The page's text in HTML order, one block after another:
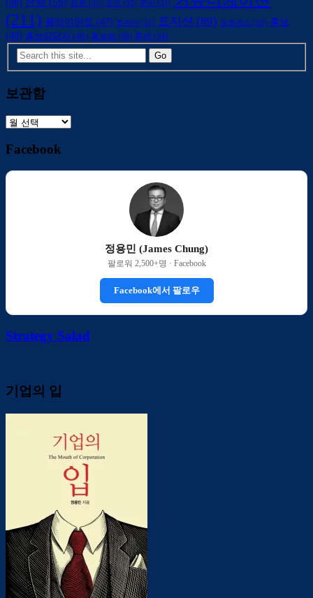
(48) 전략 (59) 정부 (37) 조직 (32) 준비 (31)
(211) 클라이언트 (47) 트위터 (31) 포지션 (89) 프로세스 (29) 홍보
(49) 홍보담당자 (46) 홍보팀 (36) 훈련 (34)
보관함
보
함
Facebook
정용민 (James Chung)
팔로워 2,500+명 · Facebook
Facebook에서 팔로우
Strategy Salad
기업의 입